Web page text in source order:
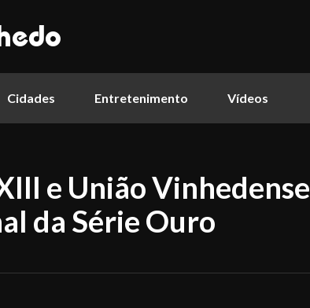
Cidades Entretenimento Vídeos
e União Vinhedense
da Série Ouro